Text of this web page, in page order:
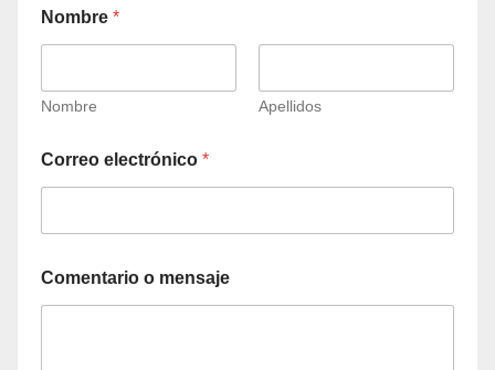
Nombre *
Nombre Apellidos
Correo electrónico *
Comentario o mensaje